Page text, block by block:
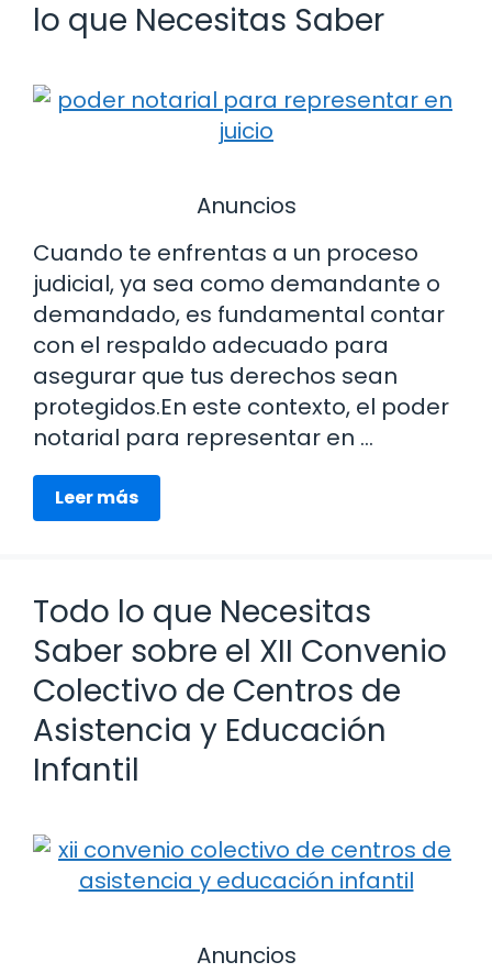
lo que Necesitas Saber
Anuncios
Cuando te enfrentas a un proceso
judicial, ya sea como demandante o
demandado, es fundamental contar
con el respaldo adecuado para
asegurar que tus derechos sean
protegidos.En este contexto, el poder
notarial para representar en …
Leer más
Todo lo que Necesitas
Saber sobre el XII Convenio
Colectivo de Centros de
Asistencia y Educación
Infantil
Anuncios